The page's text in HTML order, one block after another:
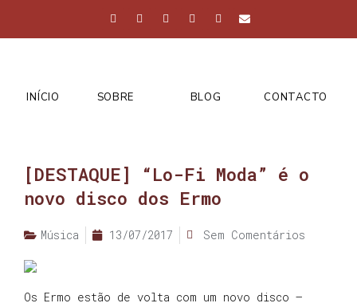
INÍCIO SOBRE BLOG CONTACTO
[DESTAQUE] “Lo-Fi Moda” é o
novo disco dos Ermo
Música 13/07/2017 Sem Comentários
Os Ermo estão de volta com um novo disco –